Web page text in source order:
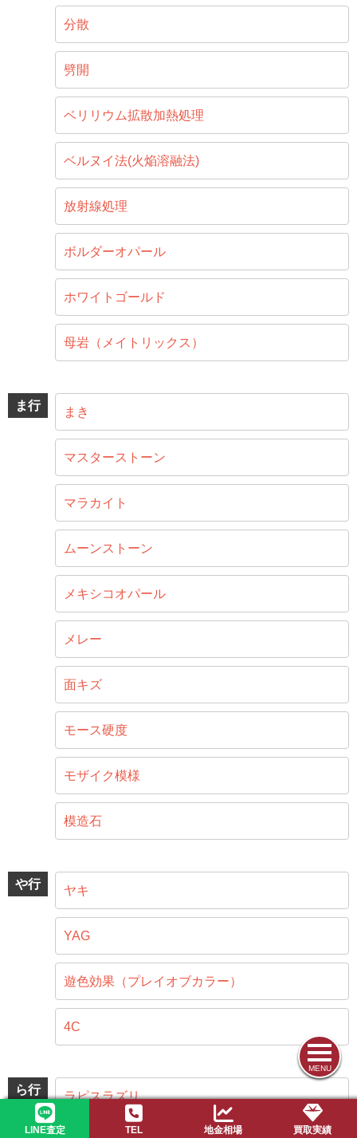
MENU
LINE査定 TEL 地金相場 買取実績
分散
劈開
ベリリウム拡散加熱処理
ベルヌイ法(火焔溶融法)
放射線処理
ボルダーオパール
ホワイトゴールド
母岩（メイトリックス）
ま行 まき
マスターストーン
マラカイト
ムーンストーン
メキシコオパール
メレー
面キズ
モース硬度
モザイク模様
模造石
や行 ヤキ
YAG
遊色効果（プレイオブカラー）
4C
ら行 ラピスラズリ